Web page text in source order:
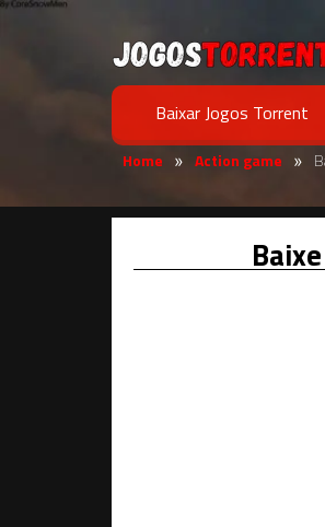
Baixar Jogos Torrent
Home » Action game »